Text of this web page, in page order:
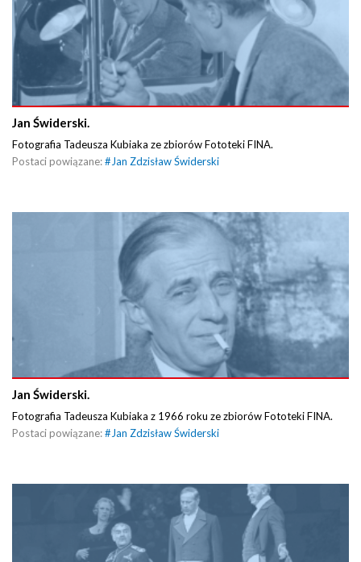
Jan Świderski.
Fotografia Tadeusza Kubiaka ze zbiorów Fototeki FINA.
Postaci powiązane:# Jan Zdzisław Świderski
Jan Świderski.
Fotografia Tadeusza Kubiaka z 1966 roku ze zbiorów Fototeki FINA.
Postaci powiązane:# Jan Zdzisław Świderski